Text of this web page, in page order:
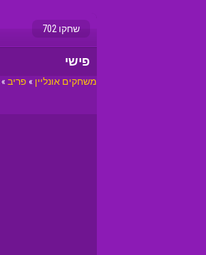
שחקו 702
פישי
משחקים אונליין » פריב »